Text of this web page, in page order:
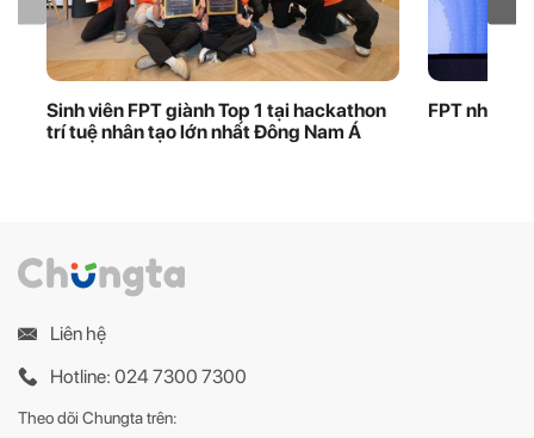
Sinh viên FPT giành Top 1 tại hackathon
trí tuệ nhân tạo lớn nhất Đông Nam Á
FPT nhận
Liên hệ
Hotline: 024 7300 7300
Theo dõi Chungta trên: